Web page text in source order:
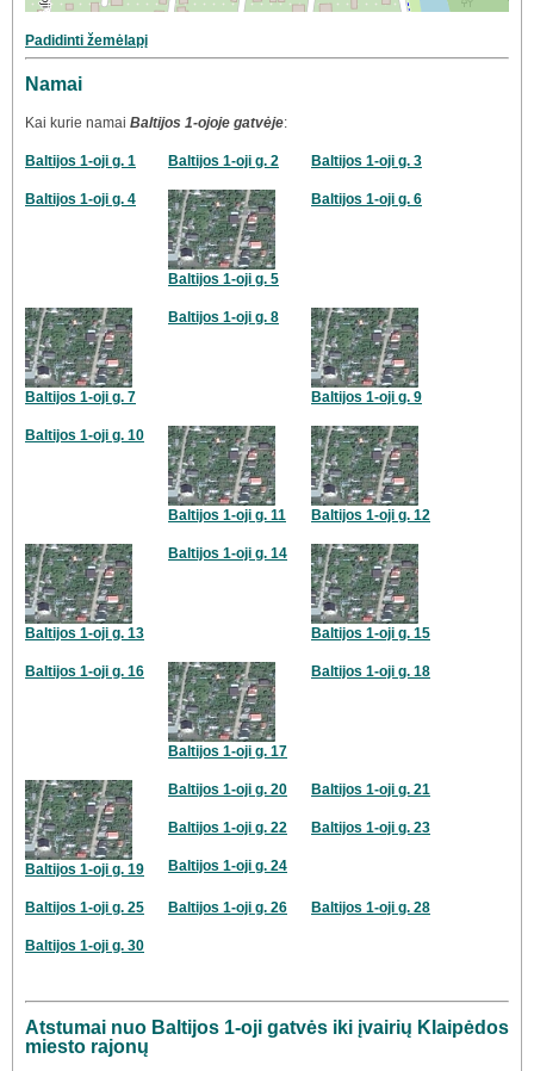
Padidinti žemėlapį
Namai
Kai kurie namai Baltijos 1-ojoje gatvėje:
Baltijos 1-oji g. 1 Baltijos 1-oji g. 2 Baltijos 1-oji g. 3
Baltijos 1-oji g. 4
Baltijos 1-oji g. 5
Baltijos 1-oji g. 6
Baltijos 1-oji g. 7
Baltijos 1-oji g. 8
Baltijos 1-oji g. 9
Baltijos 1-oji g. 10
Baltijos 1-oji g. 11 Baltijos 1-oji g. 12
Baltijos 1-oji g. 13
Baltijos 1-oji g. 14
Baltijos 1-oji g. 15
Baltijos 1-oji g. 16
Baltijos 1-oji g. 17
Baltijos 1-oji g. 18
Baltijos 1-oji g. 19
Baltijos 1-oji g. 20 Baltijos 1-oji g. 21
Baltijos 1-oji g. 22 Baltijos 1-oji g. 23
Baltijos 1-oji g. 24
Baltijos 1-oji g. 25 Baltijos 1-oji g. 26 Baltijos 1-oji g. 28
Baltijos 1-oji g. 30
Atstumai nuo Baltijos 1-oji gatvės iki įvairių Klaipėdos
miesto rajonų